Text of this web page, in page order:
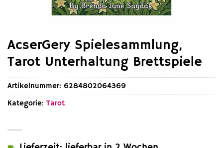
AcserGery Spielesammlung,
Tarot Unterhaltung Brettspiele
Artikelnummer: 6284802064369
Kategorie: Tarot